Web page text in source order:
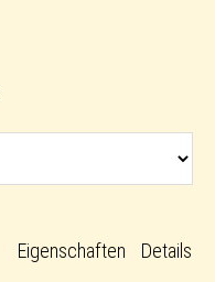
Eigenschaften Details